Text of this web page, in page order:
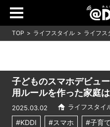
TOP ライフスタイル ライフス
子どものスマホデビュ
用ルールを作った家庭
2025.03.02 ライフスタイ
#KDDI #スマホ #子育て